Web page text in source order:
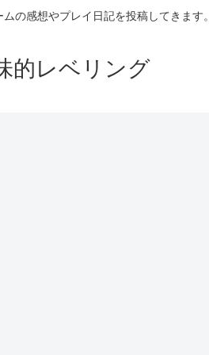
の感想やプレイ日記を投稿してきます。
的レベリング